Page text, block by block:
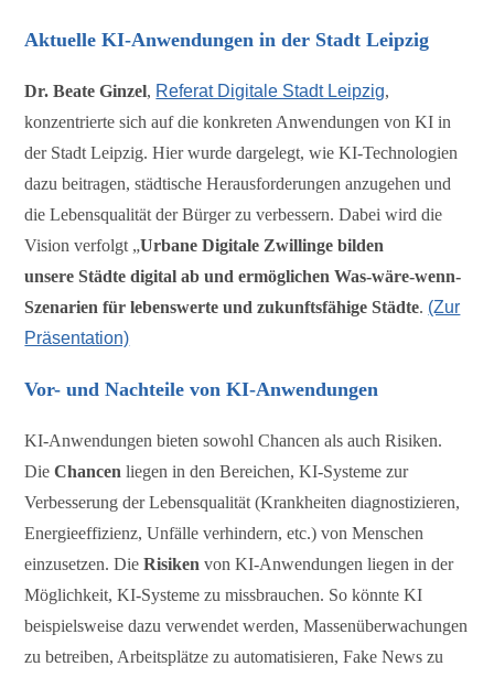
Aktuelle KI-Anwendungen in der Stadt Leipzig
Dr. Beate Ginzel, Referat Digitale Stadt Leipzig,
konzentrierte sich auf die konkreten Anwendungen von KI in
der Stadt Leipzig. Hier wurde dargelegt, wie KI-Technologien
dazu beitragen, städtische Herausforderungen anzugehen und
die Lebensqualität der Bürger zu verbessern. Dabei wird die
Vision verfolgt „Urbane Digitale Zwillinge bilden
unsere Städte digital ab und ermöglichen Was-wäre-wenn-
Szenarien für lebenswerte und zukunftsfähige Städte. (Zur
Präsentation)
Vor- und Nachteile von KI-Anwendungen
KI-Anwendungen bieten sowohl Chancen als auch Risiken.
DieChancen liegen in den Bereichen, KI-Systeme zur
Verbesserung der Lebensqualität (Krankheiten diagnostizieren,
Energieeffizienz, Unfälle verhindern, etc.) von Menschen
einzusetzen. DieRisikenvon KI-Anwendungen liegen in der
Möglichkeit, KI-Systeme zu missbrauchen. So könnte KI
beispielsweise dazu verwendet werden, Massenüberwachungen
zu betreiben, Arbeitsplätze zu automatisieren, Fake News zu